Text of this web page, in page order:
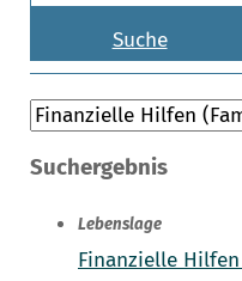
Suche
Suchergebnis
Lebenslage
Finanzielle